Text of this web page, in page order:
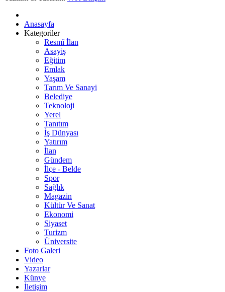
Anasayfa
Kategoriler
Resmî İlan
Asayiş
Eğitim
Emlak
Yaşam
Tarım Ve Sanayi
Belediye
Teknoloji
Yerel
Tanıtım
İş Dünyası
Yatırım
İlan
Gündem
İlçe - Belde
Spor
Sağlık
Magazin
Kültür Ve Sanat
Ekonomi
Siyaset
Turizm
Üniversite
Foto Galeri
Video
Yazarlar
Künye
İletişim